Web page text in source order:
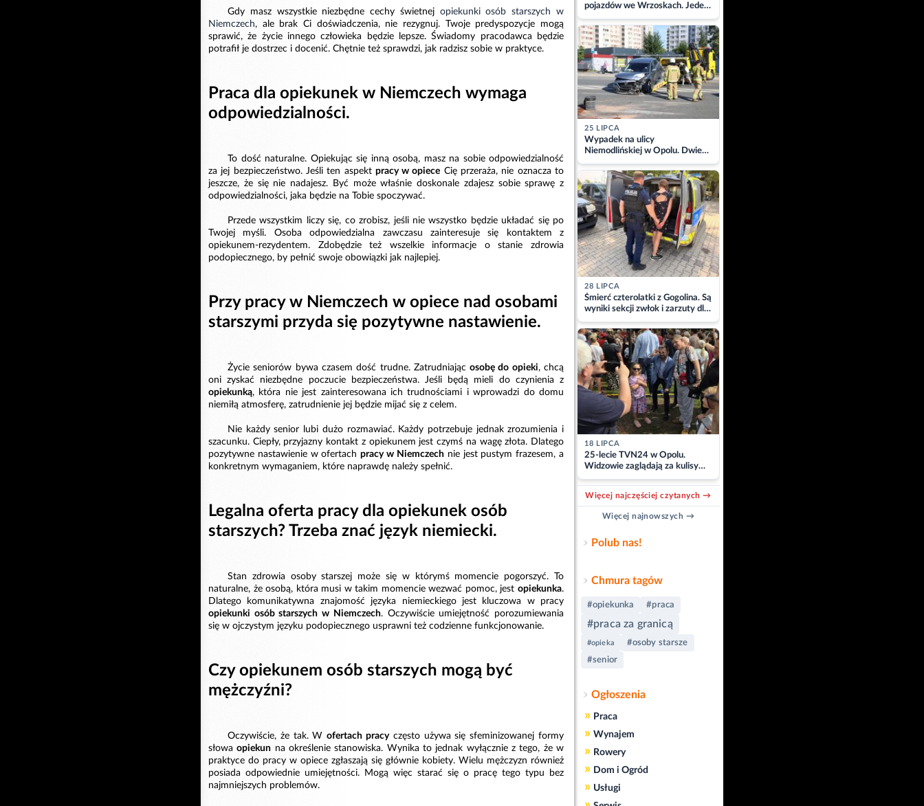
Gdy masz wszystkie niezbędne cechy świetnej opiekunki osób starszych w
Niemczech, ale brak Ci doświadczenia, nie rezygnuj. Twoje predyspozycje mogą
sprawić, że życie innego człowieka będzie lepsze. Świadomy pracodawca będzie
potrafił je dostrzec i docenić. Chętnie też sprawdzi, jak radzisz sobie w praktyce.
Praca dla opiekunek w Niemczech wymaga
odpowiedzialności.
To dość naturalne. Opiekując się inną osobą, masz na sobie odpowiedzialność
za jej bezpieczeństwo. Jeśli ten aspekt pracy w opiece Cię przeraża, nie oznacza to
jeszcze, że się nie nadajesz. Być może właśnie doskonale zdajesz sobie sprawę z
odpowiedzialności, jaka będzie na Tobie spoczywać.
Przede wszystkim liczy się, co zrobisz, jeśli nie wszystko będzie układać się po
Twojej myśli. Osoba odpowiedzialna zawczasu zainteresuje się kontaktem z
opiekunem-rezydentem. Zdobędzie też wszelkie informacje o stanie zdrowia
podopiecznego, by pełnić swoje obowiązki jak najlepiej.
Przy pracy w Niemczech w opiece nad osobami
starszymi przyda się pozytywne nastawienie.
Życie seniorów bywa czasem dość trudne. Zatrudniającosobę do opieki, chcą
oni zyskać niezbędne poczucie bezpieczeństwa. Jeśli będą mieli do czynienia z
opiekunką, która nie jest zainteresowana ich trudnościami i wprowadzi do domu
niemiłą atmosferę, zatrudnienie jej będzie mijać się z celem.
Nie każdy senior lubi dużo rozmawiać. Każdy potrzebuje jednak zrozumienia i
szacunku. Ciepły, przyjazny kontakt z opiekunem jest czymś na wagę złota. Dlatego
pozytywne nastawienie w ofertachpracy w Niemczechnie jest pustym frazesem, a
konkretnym wymaganiem, które naprawdę należy spełnić.
Legalna oferta pracy dla opiekunek osób
starszych? Trzeba znać język niemiecki.
Stan zdrowia osoby starszej może się w którymś momencie pogorszyć. To
naturalne, że osobą, która musi w takim momencie wezwać pomoc, jest opiekunka.
Dlatego komunikatywna znajomość języka niemieckiego jest kluczowa w pracy
opiekunki osób starszych w Niemczech. Oczywiście umiejętność porozumiewania
się w ojczystym języku podopiecznego usprawni też codzienne funkcjonowanie.
Czy opiekunem osób starszych mogą być
mężczyźni?
Oczywiście, że tak. Wofertach pracyczęsto używa się sfeminizowanej formy
słowaopiekun na określenie stanowiska. Wynika to jednak wyłącznie z tego, że w
praktyce do pracy w opiece zgłaszają się głównie kobiety. Wielu mężczyzn również
posiada odpowiednie umiejętności. Mogą więc starać się o pracę tego typu bez
najmniejszych problemów.
pojazdów we Wrzoskach. Jeden
z kierowców zabrany w
kajdankach
25 LIPCA
Wypadek na ulicy
Niemodlińskiej w Opolu. Dwie
osoby w szpitalu
28 LIPCA
Śmierć czterolatki z Gogolina. Są
wyniki sekcji zwłok i zarzuty dla
matki
18 LIPCA
25-lecie TVN24 w Opolu.
Widzowie zaglądają za kulisy
pracy stacji
Więcej najczęściej czytanych →
Więcej najnowszych →
Polub nas!
Chmura tagów
#opiekunka #praca
#praca za granicą
#opieka
#osoby starsze
#senior
Ogłoszenia
» Praca
» Wynajem
» Rowery
» Dom i Ogród
» Usługi